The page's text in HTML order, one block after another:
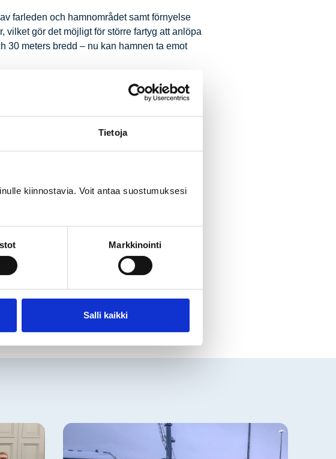
Tietoja
kiinnostavia. Voit antaa suostumuksesi
Markkinointi
Salli kaikki
farleden och hamnområdet samt förnyelse
vilket gör det möjligt för större fartyg att anlöpa
30 meters bredd – nu kan hamnen ta emot
en del av en större utvecklingshelhet, som
utnyttja muddermassorna för att utvidga
och det goda samarbetet:
under Trafikledsverkets ledning. Jag vill
andel är 6 miljoner och Vasa stads andel 4